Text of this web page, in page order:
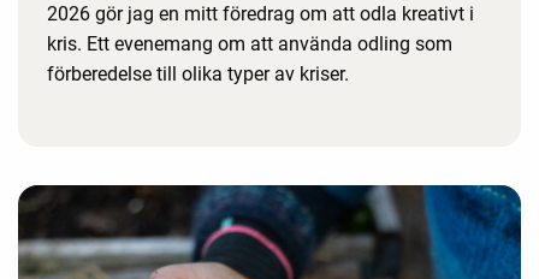
2026 gör jag en mitt föredrag om att odla kreativt i
kris. Ett evenemang om att använda odling som
förberedelse till olika typer av kriser.